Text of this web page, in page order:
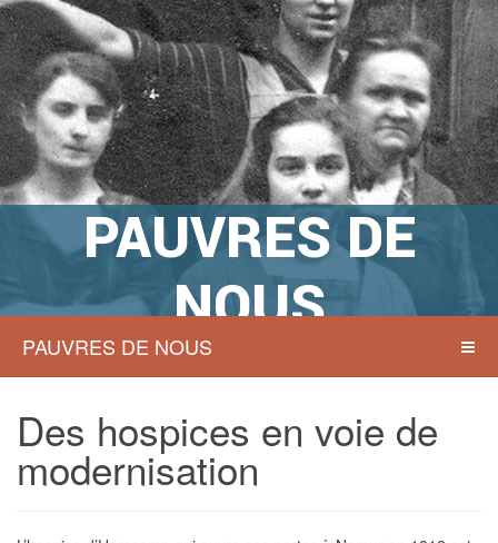
PAUVRES DE
NOUS
Actions sociales à Namur hier et
aujourd’hui
PAUVRES DE NOUS
Des hospices en voie de
modernisation